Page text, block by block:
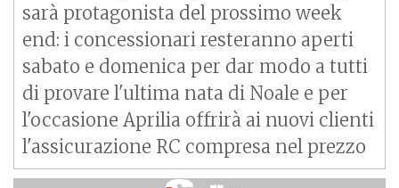
sarà protagonista del prossimo week
end: i concessionari resteranno aperti
sabato e domenica per dar modo a tutti
di provare l'ultima nata di Noale e per
l'occasione Aprilia offrirà ai nuovi clienti
l'assicurazione RC compresa nel prezzo